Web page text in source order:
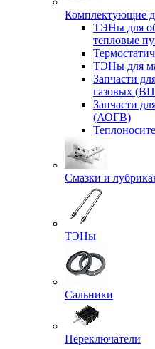
Комплектующие
ТЭНы для
тепловые
ТЭНы для
Запчасти
газовых
Запчасти
(АОГВ)
Смазки и
ТЭНы
Сальники
Переключатели